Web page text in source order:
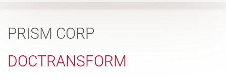
PRISM CORP
DOCTRANSFORM